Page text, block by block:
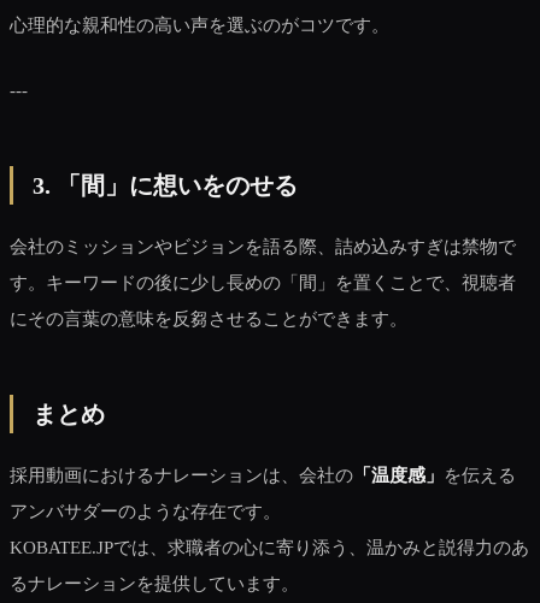
心理的な親和性の高い声を選ぶのがコツです。
---
3. 「間」に想いをのせる
会社のミッションやビジョンを語る際、詰め込みすぎは禁物で
す。キーワードの後に少し長めの「間」を置くことで、視聴者
にその言葉の意味を反芻させることができます。
まとめ
採用動画におけるナレーションは、会社の 「温度感」 を伝える
アンバサダーのような存在です。
KOBATEE.JPでは、求職者の心に寄り添う、温かみと説得力のあ
るナレーションを提供しています。